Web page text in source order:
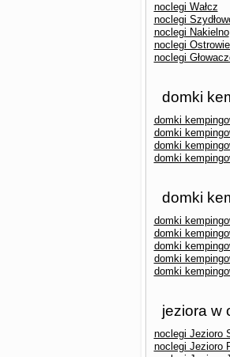
noclegi Wałcz
noclegi
noclegi Nakielno
noclegi
noclegi
domki
domki
domki
domki
domki
domki
domki
domki
domki
domki
domki
jeziora w
noclegi Jezioro
noclegi Jezioro